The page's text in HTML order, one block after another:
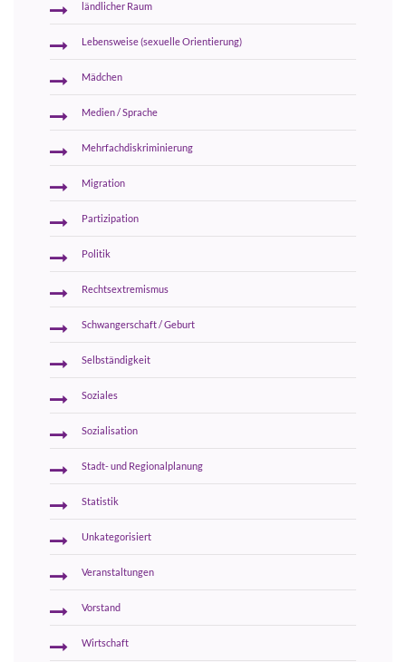
ländlicher Raum
Lebensweise (sexuelle Orientierung)
Mädchen
Medien / Sprache
Mehrfachdiskriminierung
Migration
Partizipation
Politik
Rechtsextremismus
Schwangerschaft / Geburt
Selbständigkeit
Soziales
Sozialisation
Stadt- und Regionalplanung
Statistik
Unkategorisiert
Veranstaltungen
Vorstand
Wirtschaft